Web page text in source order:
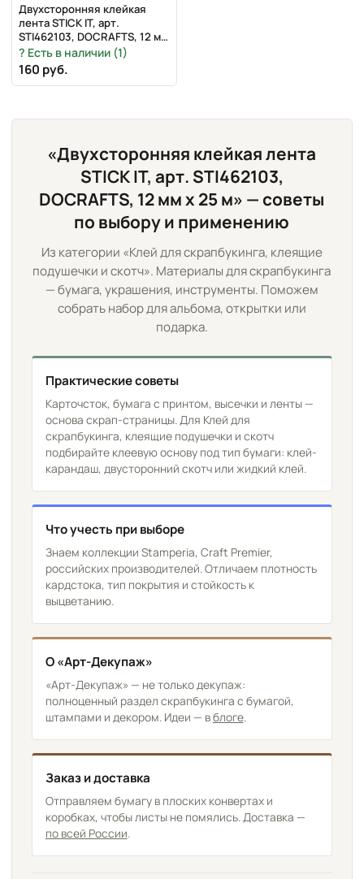
Двухсторонняя клейкая
лента STICK IT, арт.
STI462103, DOCRAFTS, 12 мм
х 25 м
Есть в наличии (1)
160 руб.
«Двухсторонняя клейкая лента
STICK IT, арт. STI462103,
DOCRAFTS, 12 мм х 25 м» — советы
по выбору и применению
Из категории «Клей для скрапбукинга, клеящие
подушечки и скотч». Материалы для скрапбукинга
— бумага, украшения, инструменты. Поможем
собрать набор для альбома, открытки или
подарка.
Практические советы
Карточсток, бумага с принтом, высечки и ленты —
основа скрап-страницы. Для Клей для
скрапбукинга, клеящие подушечки и скотч
подбирайте клеевую основу под тип бумаги: клей-
карандаш, двусторонний скотч или жидкий клей.
Что учесть при выборе
Знаем коллекции Stamperia, Craft Premier,
российских производителей. Отличаем плотность
кардстока, тип покрытия и стойкость к
выцветанию.
О «Арт-Декупаж»
«Арт-Декупаж» — не только декупаж:
полноценный раздел скрапбукинга с бумагой,
штампами и декором. Идеи — вблоге.
Заказ и доставка
Отправляем бумагу в плоских конвертах и
коробках, чтобы листы не помялись. Доставка —
по всей России